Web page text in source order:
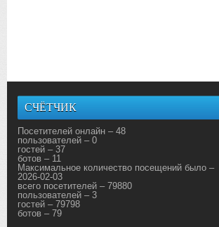
СЧЁТЧИК
Посетителей онлайн – 48
пользователей – 0
гостей – 37
ботов – 11
Максимальное количество посещений было –
2026-02-03
всего посетителей – 79880
пользователей – 3
гостей – 79798
ботов – 79